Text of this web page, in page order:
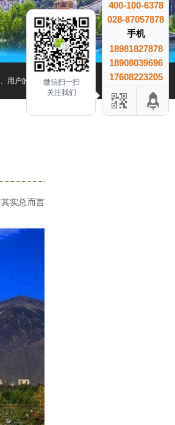
的信赖是我们最大的成就.
其实总而言
400-100-6378
028-87057878
手机
18981827878
18908039696
17608223205
微信扫一扫
关注我们